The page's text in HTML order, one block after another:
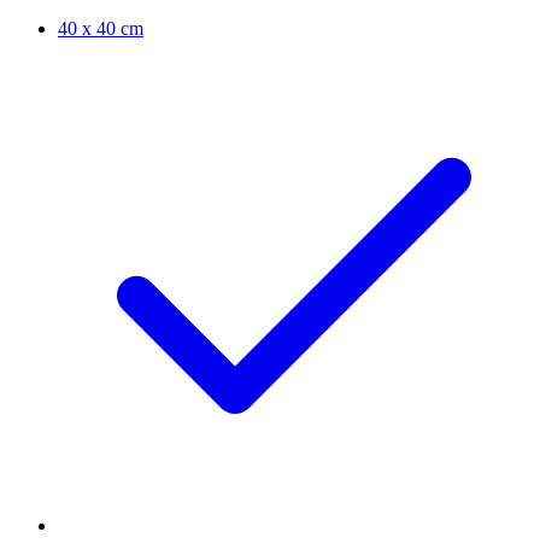
40 x 40 cm